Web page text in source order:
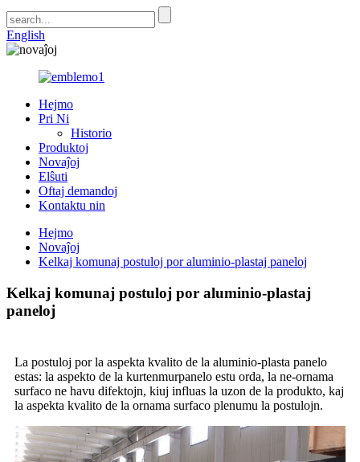
English
Hejmo
Pri Ni
Historio
Produktoj
Novaĵoj
Elŝuti
Oftaj demandoj
Kontaktu nin
Hejmo
Novaĵoj
Kelkaj komunaj postuloj por aluminio-plastaj paneloj
Kelkaj komunaj postuloj por aluminio-plastaj
paneloj
La postuloj por la aspekta kvalito de la aluminio-plasta panelo
estas: la aspekto de la kurtenmurpanelo estu orda, la ne-ornama
surfaco ne havu difektojn, kiuj influas la uzon de la produkto, kaj
la aspekta kvalito de la ornama surfaco plenumu la postulojn.